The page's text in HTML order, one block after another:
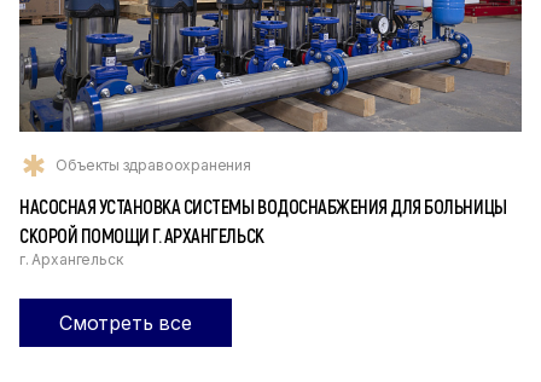
Объекты здравоохранения
НАСОСНАЯ УСТАНОВКА СИСТЕМЫ ВОДОСНАБЖЕНИЯ ДЛЯ БОЛЬНИЦЫ
СКОРОЙ ПОМОЩИ Г. АРХАНГЕЛЬСК
г. Архангельск
Смотреть все